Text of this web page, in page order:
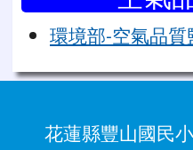
環境部-空氣品質
花蓮縣豐山國民